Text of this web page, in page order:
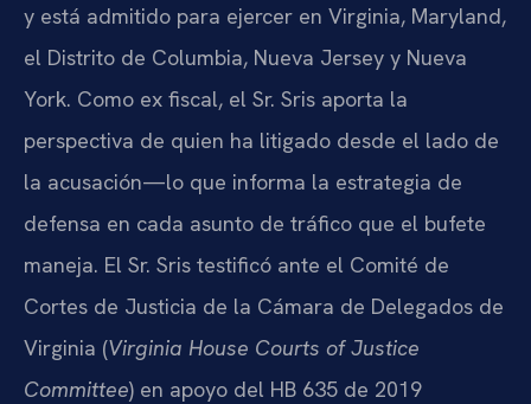
y está admitido para ejercer en Virginia, Maryland,
el Distrito de Columbia, Nueva Jersey y Nueva
York. Como ex fiscal, el Sr. Sris aporta la
perspectiva de quien ha litigado desde el lado de
la acusación—lo que informa la estrategia de
defensa en cada asunto de tráfico que el bufete
maneja. El Sr. Sris testificó ante el Comité de
Cortes de Justicia de la Cámara de Delegados de
Virginia (Virginia House Courts of Justice
Committee) en apoyo del HB 635 de 2019